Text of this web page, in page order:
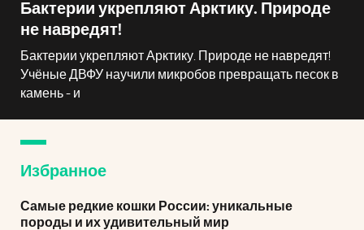
Бактерии укрепляют Арктику. Природе
не навредят!
Бактерии укрепляют Арктику. Природе не навредят!
Учёные ДВФУ научили микробов превращать песок в
камень - и
Избранное
Самые редкие кошки России: уникальные
породы и их удивительный мир